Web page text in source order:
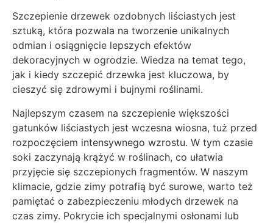
Szczepienie drzewek ozdobnych liściastych jest
sztuką, która pozwala na tworzenie unikalnych
odmian i osiągnięcie lepszych efektów
dekoracyjnych w ogrodzie. Wiedza na temat tego,
jak i kiedy szczepić drzewka jest kluczowa, by
cieszyć się zdrowymi i bujnymi roślinami.
Najlepszym czasem na szczepienie większości
gatunków liściastych jest wczesna wiosna, tuż przed
rozpoczęciem intensywnego wzrostu. W tym czasie
soki zaczynają krążyć w roślinach, co ułatwia
przyjęcie się szczepionych fragmentów. W naszym
klimacie, gdzie zimy potrafią być surowe, warto też
pamiętać o zabezpieczeniu młodych drzewek na
czas zimy. Pokrycie ich specjalnymi osłonami lub